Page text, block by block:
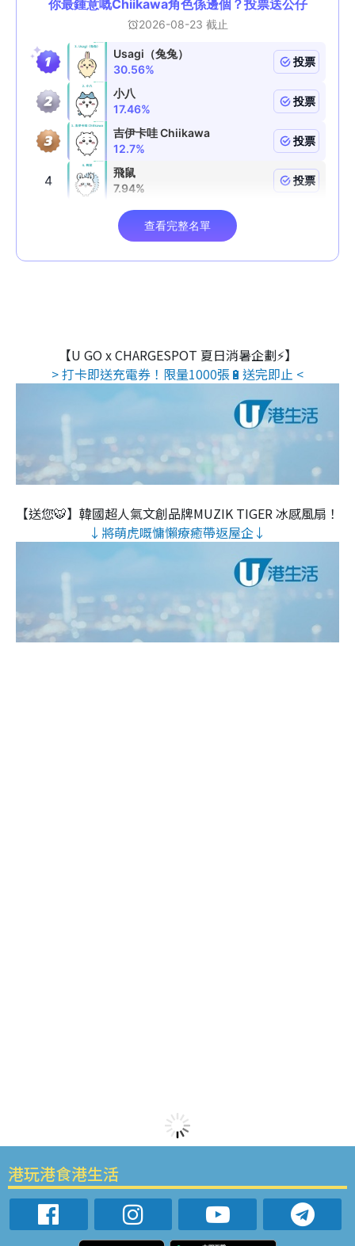
【U GO x CHARGESPOT 夏日消暑企劃⚡】
> 打卡即送充電券！限量1000張🔋送完即止 <
【送您🐯】韓國超人氣文創品牌MUZIK TIGER 冰感風扇！
↓將萌虎嘅慵懶療癒帶返屋企↓
港玩港食港生活